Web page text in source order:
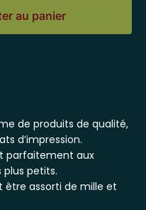
au panier
de produits de qualité,
d’impression.
parfaitement aux
petits.
être assorti de mille et